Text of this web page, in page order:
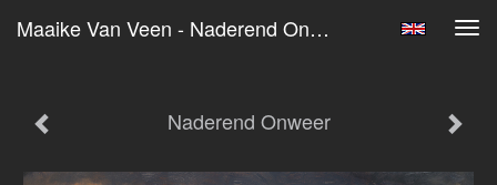
Maaike Van Veen - Naderend Onweer
Naderend Onweer